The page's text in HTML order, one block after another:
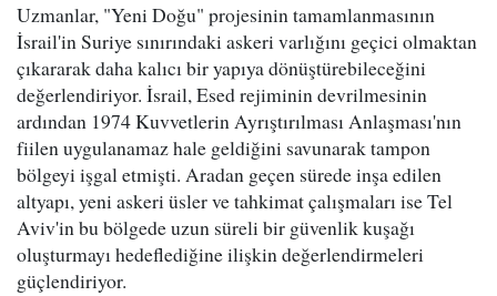
Uzmanlar, "Yeni Doğu" projesinin tamamlanmasının
İsrail'in Suriye sınırındaki askeri varlığını geçici olmaktan
çıkararak daha kalıcı bir yapıya dönüştürebileceğini
değerlendiriyor. İsrail, Esed rejiminin devrilmesinin
ardından 1974 Kuvvetlerin Ayrıştırılması Anlaşması'nın
fiilen uygulanamaz hale geldiğini savunarak tampon
bölgeyi işgal etmişti. Aradan geçen sürede inşa edilen
altyapı, yeni askeri üsler ve tahkimat çalışmaları ise Tel
Aviv'in bu bölgede uzun süreli bir güvenlik kuşağı
oluşturmayı hedeflediğine ilişkin değerlendirmeleri
güçlendiriyor.